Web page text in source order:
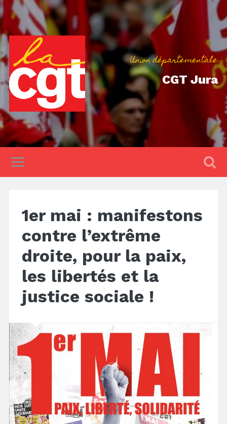
Union départementale
CGT Jura
1er mai : manifestons
contre l’extrême
droite, pour la paix,
les libertés et la
justice sociale !